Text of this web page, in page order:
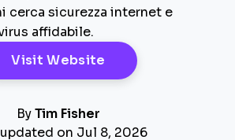
cerca sicurezza internet e
affidabile.
Visit Website Opens New
By Tim Fisher
updated on Jul 8, 2026